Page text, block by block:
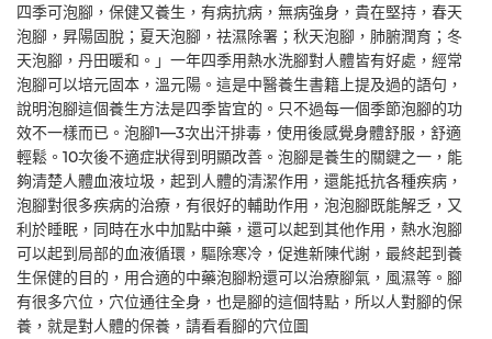
四季可泡腳，保健又養生，有病抗病，無病強身，貴在堅持，春天
泡腳，昇陽固脫；夏天泡腳，祛濕除署；秋天泡腳，肺腑潤育；冬
天泡腳，丹田暖和。」一年四季用熱水洗腳對人體皆有好處，經常
泡腳可以培元固本，溫元陽。這是中醫養生書籍上提及過的語句，
說明泡腳這個養生方法是四季皆宜的。只不過每一個季節泡腳的功
效不一樣而已。泡腳1—3次出汗排毒，使用後感覺身體舒服，舒適
輕鬆。10次後不適症狀得到明顯改善。泡腳是養生的關鍵之一，能
夠清楚人體血液垃圾，起到人體的清潔作用，還能抵抗各種疾病，
泡腳對很多疾病的治療，有很好的輔助作用，泡泡腳既能解乏，又
利於睡眠，同時在水中加點中藥，還可以起到其他作用，熱水泡腳
可以起到局部的血液循環，驅除寒冷，促進新陳代謝，最終起到養
生保健的目的，用合適的中藥泡腳粉還可以治療腳氣，風濕等。腳
有很多穴位，穴位通往全身，也是腳的這個特點，所以人對腳的保
養，就是對人體的保養，請看看腳的穴位圖